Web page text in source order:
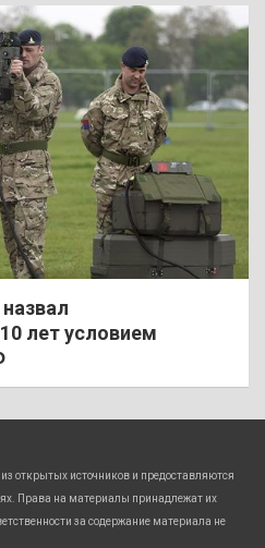
лет условием
открытых источников и предоставляются
Права на материалы принадлежат их
за содержание материала не